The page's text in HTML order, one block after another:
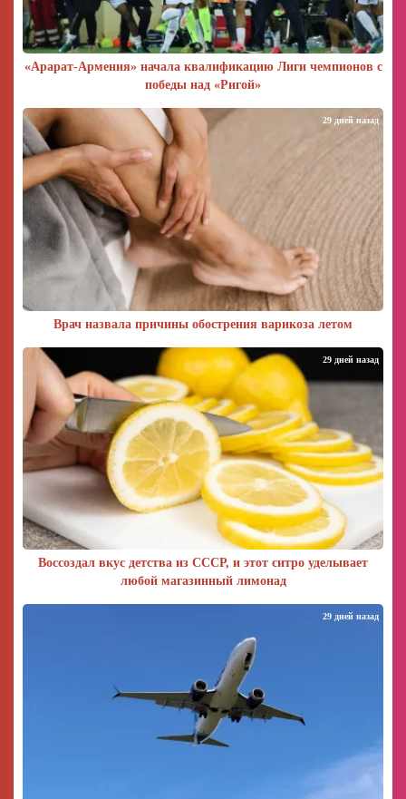
«Арарат‑Армения» начала квалификацию Лиги чемпионов с
победы над «Ригой»
Врач назвала причины обострения варикоза летом
29 дней назад
Воссоздал вкус детства из СССР, и этот ситро уделывает
любой магазинный лимонад
29 дней назад
29 дней назад